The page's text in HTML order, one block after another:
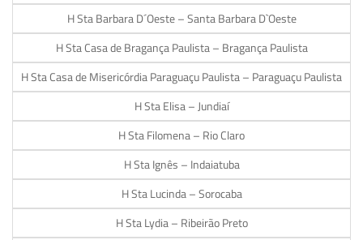
H Sta Barbara D´Oeste – Santa Barbara D`Oeste
H Sta Casa de Bragança Paulista – Bragança Paulista
H Sta Casa de Misericórdia Paraguaçu Paulista – Paraguaçu Paulista
H Sta Elisa – Jundiaí
H Sta Filomena – Rio Claro
H Sta Ignês – Indaiatuba
H Sta Lucinda – Sorocaba
H Sta Lydia – Ribeirão Preto